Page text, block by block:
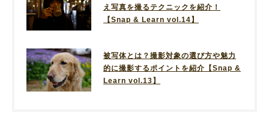
え写真を撮るテクニックを紹介！
【Snap & Learn vol.14】
被写体とは？撮影対象の選び方や魅力
的に撮影するポイントを紹介【Snap &
Learn vol.13】